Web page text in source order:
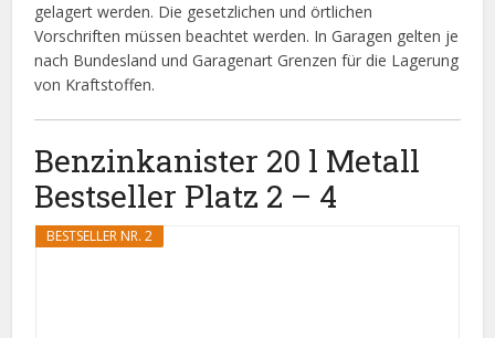
gelagert werden. Die gesetzlichen und örtlichen
Vorschriften müssen beachtet werden. In Garagen gelten je
nach Bundesland und Garagenart Grenzen für die Lagerung
von Kraftstoffen.
Benzinkanister 20 l Metall
Bestseller Platz 2 – 4
BESTSELLER NR. 2